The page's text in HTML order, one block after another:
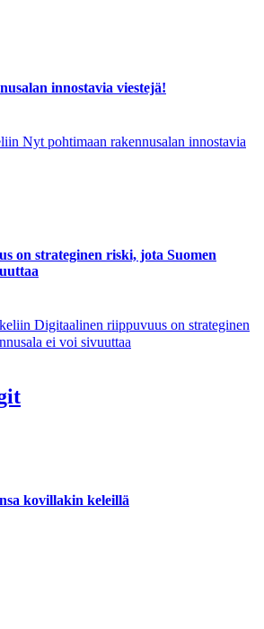
innostavia viestejä!
Nyt pohtimaan rakennusalan innostavia
on strateginen riski, jota Suomen
Digitaalinen riippuvuus on strateginen
ei voi sivuuttaa
kovillakin keleillä